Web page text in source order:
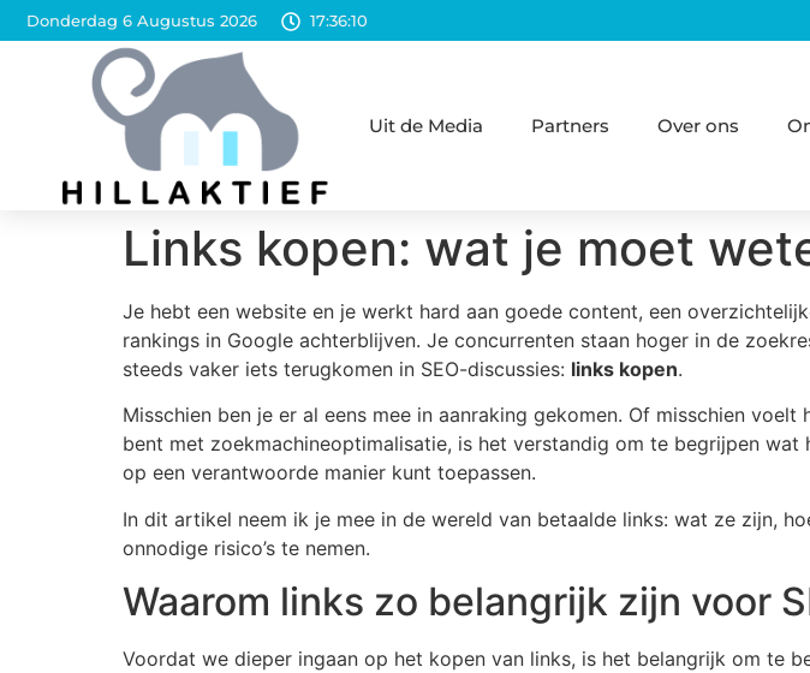
Donderdag 6 Augustus 2026 17:36:11
Uit de Media Partners Over ons
Links kopen: wat je moet
Je hebt een website en je werkt hard aan goede content, een
rankings in Google achterblijven. Je concurrenten staan hoger in de
steeds vaker iets terugkomen in SEO-discussies: links kopen.
Misschien ben je er al eens mee in aanraking gekomen. Of misschien
bent met zoekmachineoptimalisatie, is het verstandig om te begrijpen
op een verantwoorde manier kunt toepassen.
In dit artikel neem ik je mee in de wereld van betaalde links: wat ze zijn,
onnodige risico’s te nemen.
Waarom links zo belangrijk zijn voor
Voordat we dieper ingaan op het kopen van links, is het belangrijk om te